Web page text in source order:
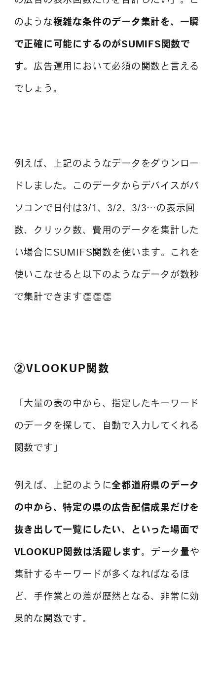
のような複雑な条件のデータ集計を、一瞬
で正確に可能にするのがSUMIFS関数で
す。広告運用において必須の関数と言える
でしょう。
例えば、上記のようなデータをダウンロー
ドしました。このデータからデバイスがパ
ソコンで日付は3/1、3/2、3/3…の表示回
数、クリック数、費用のデータを集計した
い場合にSUMIFS関数を使います。これを
使いこなせると以下のようなデータが数秒
で集計できます👏👏👏
②VLOOKUP関数
「大量の表の中から、指定したキーワード
のデータを探して、自動で入力してくれる
関数です」
例えば、上記のように全都道府県のデータ
の中から、特定の県の広告配信成果だけを
抜き出して一覧にしたい、といった場面で
VLOOKUP関数は活躍します。データ量や
集計するキーワードが多くなればなるほ
ど、手作業との差が歴然となる、非常に効
果的な関数です。